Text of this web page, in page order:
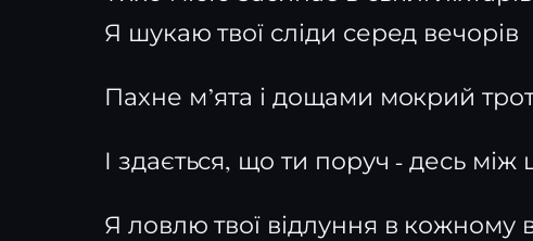
Я шукаю твої сліди серед вечорів
Пахне м’ята і дощами мокрий
І здається, що ти поруч - десь між
Я ловлю твої відлуння в кожному